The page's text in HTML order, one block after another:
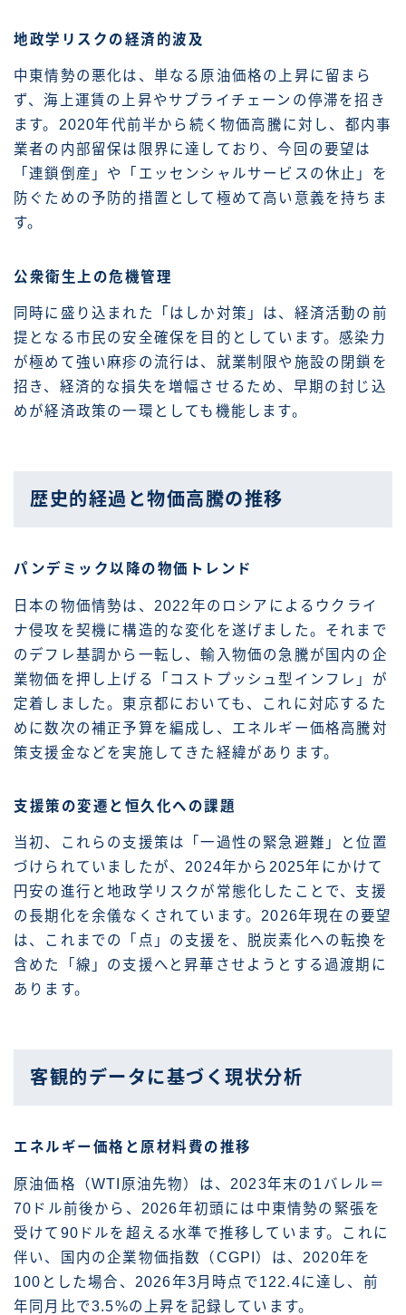
地政学リスクの経済的波及
中東情勢の悪化は、単なる原油価格の上昇に留まら
ず、海上運賃の上昇やサプライチェーンの停滞を招き
ます。2020年代前半から続く物価高騰に対し、都内事
業者の内部留保は限界に達しており、今回の要望は
「連鎖倒産」や「エッセンシャルサービスの休止」を
防ぐための予防的措置として極めて高い意義を持ちま
す。
公衆衛生上の危機管理
同時に盛り込まれた「はしか対策」は、経済活動の前
提となる市民の安全確保を目的としています。感染力
が極めて強い麻疹の流行は、就業制限や施設の閉鎖を
招き、経済的な損失を増幅させるため、早期の封じ込
めが経済政策の一環としても機能します。
歴史的経過と物価高騰の推移
パンデミック以降の物価トレンド
日本の物価情勢は、2022年のロシアによるウクライ
ナ侵攻を契機に構造的な変化を遂げました。それまで
のデフレ基調から一転し、輸入物価の急騰が国内の企
業物価を押し上げる「コストプッシュ型インフレ」が
定着しました。東京都においても、これに対応するた
めに数次の補正予算を編成し、エネルギー価格高騰対
策支援金などを実施してきた経緯があります。
支援策の変遷と恒久化への課題
当初、これらの支援策は「一過性の緊急避難」と位置
づけられていましたが、2024年から2025年にかけて
円安の進行と地政学リスクが常態化したことで、支援
の長期化を余儀なくされています。2026年現在の要望
は、これまでの「点」の支援を、脱炭素化への転換を
含めた「線」の支援へと昇華させようとする過渡期に
あります。
客観的データに基づく現状分析
エネルギー価格と原材料費の推移
原油価格（WTI原油先物）は、2023年末の1バレル＝
70ドル前後から、2026年初頭には中東情勢の緊張を
受けて90ドルを超える水準で推移しています。これに
伴い、国内の企業物価指数（CGPI）は、2020年を
100とした場合、2026年3月時点で122.4に達し、前
年同月比で3.5%の上昇を記録しています。